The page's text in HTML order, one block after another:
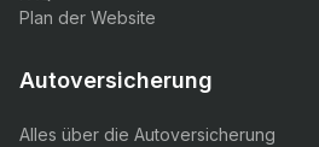
Plan der Website
Autoversicherung
Alles über die Autoversicherung